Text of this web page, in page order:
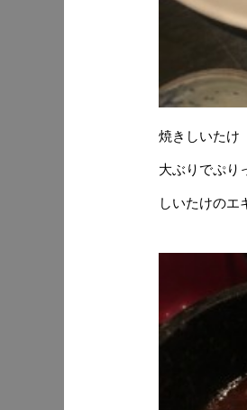
焼きしいたけ
大ぶりでぷり
しいたけのエ